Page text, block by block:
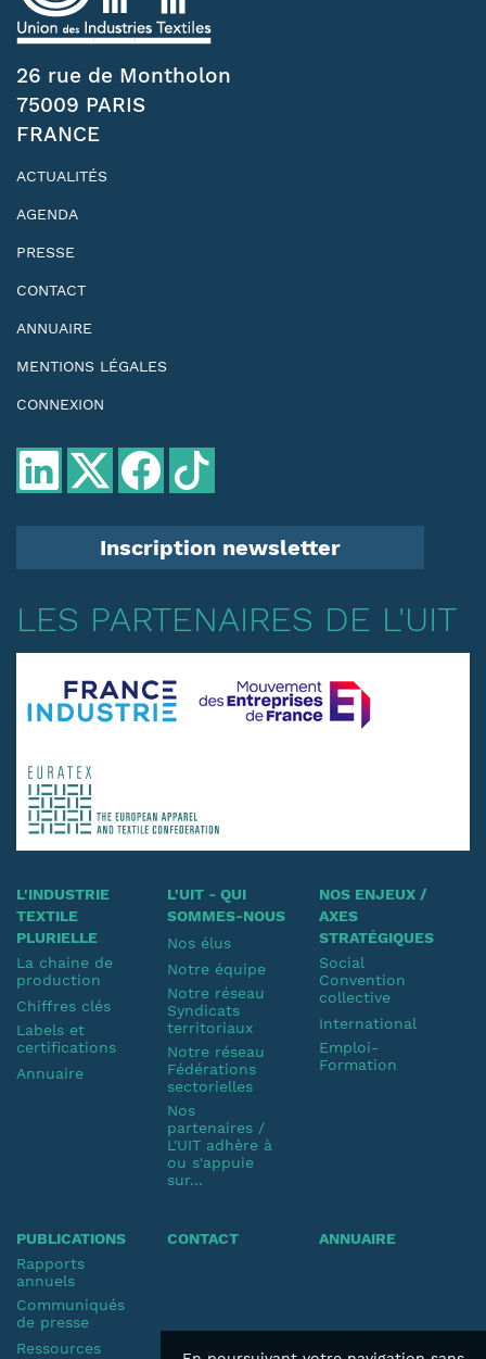
26 rue de Montholon
75009 PARIS
FRANCE
ACTUALITÉS
AGENDA
PRESSE
CONTACT
ANNUAIRE
MENTIONS LÉGALES
CONNEXION
Inscription newsletter
LES PARTENAIRES DE L'UIT
L'INDUSTRIE
TEXTILE
PLURIELLE
La chaine de
production
Chiffres clés
Labels et
certifications
Annuaire
L'UIT - QUI
SOMMES-NOUS
Nos élus
Notre équipe
Notre réseau
Syndicats
territoriaux
Notre réseau
Fédérations
sectorielles
Nos
partenaires /
L'UIT adhère à
ou s'appuie
sur...
NOS ENJEUX /
AXES
STRATÉGIQUES
Social
Convention
collective
International
Emploi-
Formation
PUBLICATIONS
Rapports
annuels
Communiqués
de presse
Ressources
CONTACT ANNUAIRE